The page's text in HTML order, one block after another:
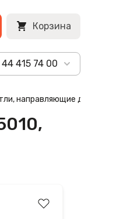
Корзина
415 74 00
направляющие для ноутбука